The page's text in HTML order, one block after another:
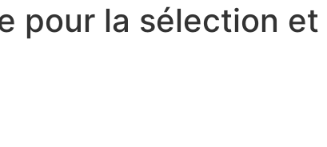
pour la sélection et